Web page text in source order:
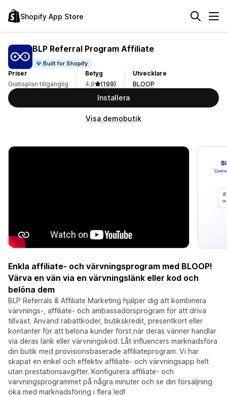
Shopify App Store
BLP Referral Program Affiliate
Built for Shopify
Priser
Gratisplan tillgänglig
Betyg
4,9
(199)
Utvecklare
BLOOP
Installera
Visa demobutik
Enkla affiliate- och värvningsprogram med BLOOP!
Värva en vän via en värvningslänk eller kod och
belöna dem
BLP Referrals & Affiliate Marketing hjälper dig att kombinera
värvnings-, affiliate- och ambassadörsprogram för att driva
tillväxt. Använd rabattkoder, butikskredit, presentkort eller
kontanter för att belöna kunder först när deras vänner handlar
via deras länk eller värvningskod. Låt influencers marknadsföra
din butik med provisionsbaserade affiliateprogram. Vi har
skapat en enkel och effektiv affiliate- och värvningsapp helt
utan prestationsavgifter. Konfigurera affiliate- och
värvningsprogrammet på några minuter och se din försäljning
öka med marknadsföring i flera led!